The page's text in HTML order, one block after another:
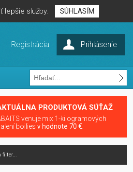
lepšie služby. SÚHLASÍM
Prihlásenie
Registrácia
PRODUKTOVÁ SÚŤAŽ
venuje mix 1-kilogramových
boilies v hodnote 70 €.
filter...